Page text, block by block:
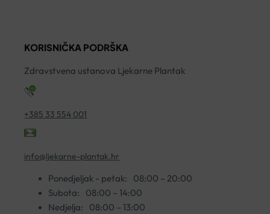
KORISNIČKA PODRŠKA
Zdravstvena ustanova Ljekarne Plantak
+385 33 554 001
info@ljekarne-plantak.hr
Ponedjeljak - petak:
08:00 – 20:00
Subota:
08:00 – 14:00
Nedjelja:
08:00 – 13:00